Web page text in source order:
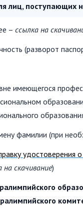
повышения
специалистов
лицами с ОВЗ
лиц, поступающих
– ссылка на
(разворот
имеющегося
фамилии (при
удостоверения
на скачивание)